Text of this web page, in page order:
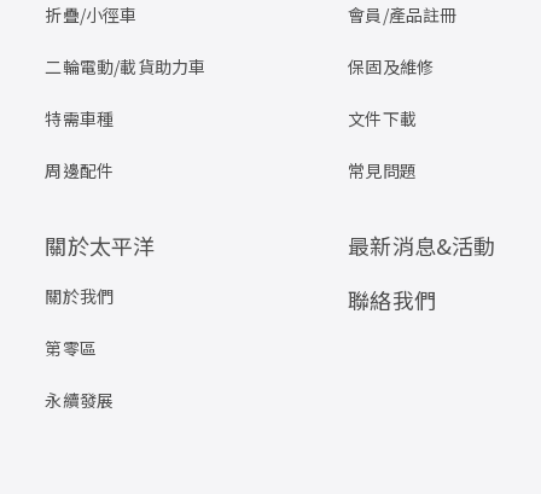
折疊/小徑車
二輪電動/載貨助力車
特需車種
周邊配件
會員/產品註冊
保固及維修
文件下載
常見問題
關於太平洋
關於我們
第零區
永續發展
最新消息&活動
聯絡我們